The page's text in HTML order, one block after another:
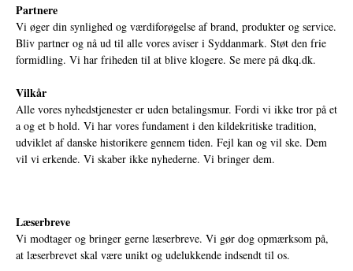
Partnere
Vi øger din synlighed og værdiforøgelse af brand, produkter og service.
Bliv partner og nå ud til alle vores aviser i Syddanmark. Støt den frie
formidling. Vi har friheden til at blive klogere. Se mere på dkq.dk.
Vilkår
Alle vores nyhedstjenester er uden betalingsmur. Fordi vi ikke tror på et
a og et b hold. Vi har vores fundament i den kildekritiske tradition,
udviklet af danske historikere gennem tiden. Fejl kan og vil ske. Dem
vil vi erkende. Vi skaber ikke nyhederne. Vi bringer dem.
Læserbreve
Vi modtager og bringer gerne læserbreve. Vi gør dog opmærksom på,
at læserbrevet skal være unikt og udelukkende indsendt til os.